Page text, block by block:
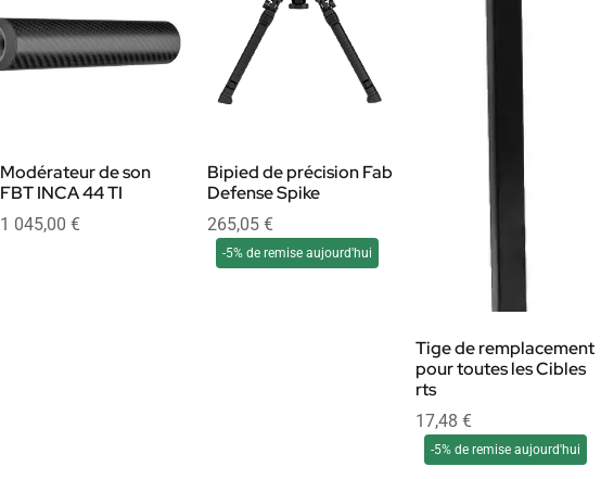
Modérateur de son
FBT INCA 44 TI
1 045,00 €
Bipied de précision Fab
Defense Spike
265,05€
-5% de remise aujourd'hui
Tige de remplacement
pour toutes les Cibles
rts
17,48 €
-5% de remise aujourd'hui